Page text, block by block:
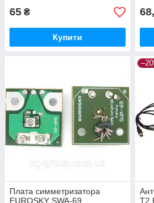
65 ₴
Купити
Плата симметризатора
EUROSKY SWA-69
T2